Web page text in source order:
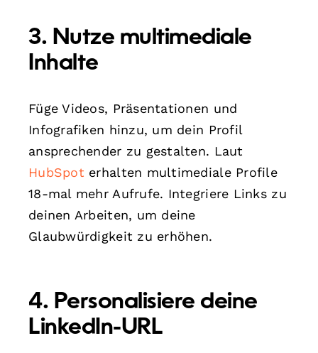
3. Nutze multimediale
Inhalte
Füge Videos, Präsentationen und
Infografiken hinzu, um dein Profil
ansprechender zu gestalten. Laut
HubSpot erhalten multimediale Profile
18-mal mehr Aufrufe. Integriere Links zu
deinen Arbeiten, um deine
Glaubwürdigkeit zu erhöhen.
4. Personalisiere deine
LinkedIn-URL